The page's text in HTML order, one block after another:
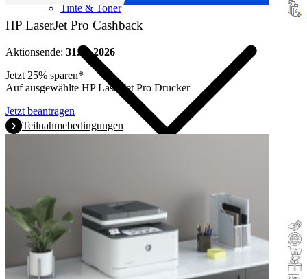
Tinte & Toner
Cashback
Trade-In
Incentive
HP LaserJet Pro Cashback
Aktionsende: 31.10.2026
Jetzt 25% sparen*
Auf ausgewählte HP LaserJet Pro Drucker
Jetzt beantragen
Teilnahmebedingungen